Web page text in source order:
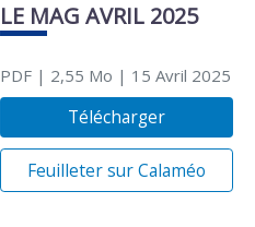
LE MAG AVRIL 2025
PDF| 2,55 Mo | 15 Avril 2025
Télécharger
Feuilleter sur Calaméo